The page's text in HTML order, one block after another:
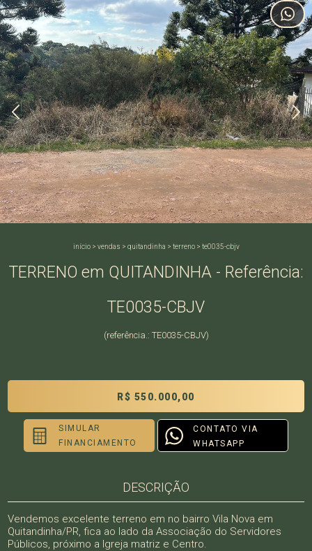
início> vendas > quitandinha > terreno> te0035-cbjv
TERRENO em QUITANDINHA - Referência:
TE0035-CBJV
(referência.: TE0035-CBJV)
R$ 550.000,00
SIMULAR
FINANCIAMENTO
CONTATO VIA
WHATSAPP
DESCRIÇÃO
Vendemos excelente terreno em no bairro Vila Nova em
Quitandinha/PR, fica ao lado da Associação do Servidores
Públicos, próximo a Igreja matriz e Centro.